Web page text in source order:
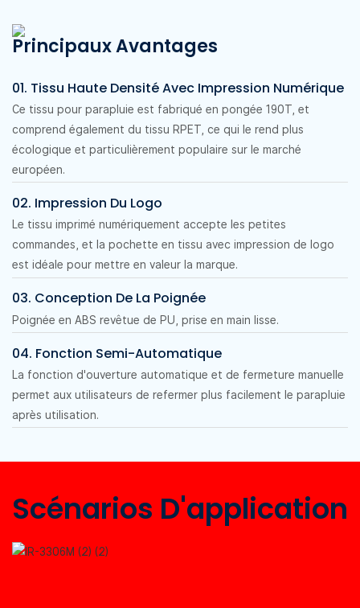
Principaux Avantages
01. Tissu Haute Densité Avec Impression Numérique
Ce tissu pour parapluie est fabriqué en pongée 190T, et
comprend également du tissu RPET, ce qui le rend plus
écologique et particulièrement populaire sur le marché
européen.
02. Impression Du Logo
Le tissu imprimé numériquement accepte les petites
commandes, et la pochette en tissu avec impression de logo
est idéale pour mettre en valeur la marque.
03. Conception De La Poignée
Poignée en ABS revêtue de PU, prise en main lisse.
04. Fonction Semi-Automatique
La fonction d'ouverture automatique et de fermeture manuelle
permet aux utilisateurs de refermer plus facilement le parapluie
après utilisation.
Scénarios D'application